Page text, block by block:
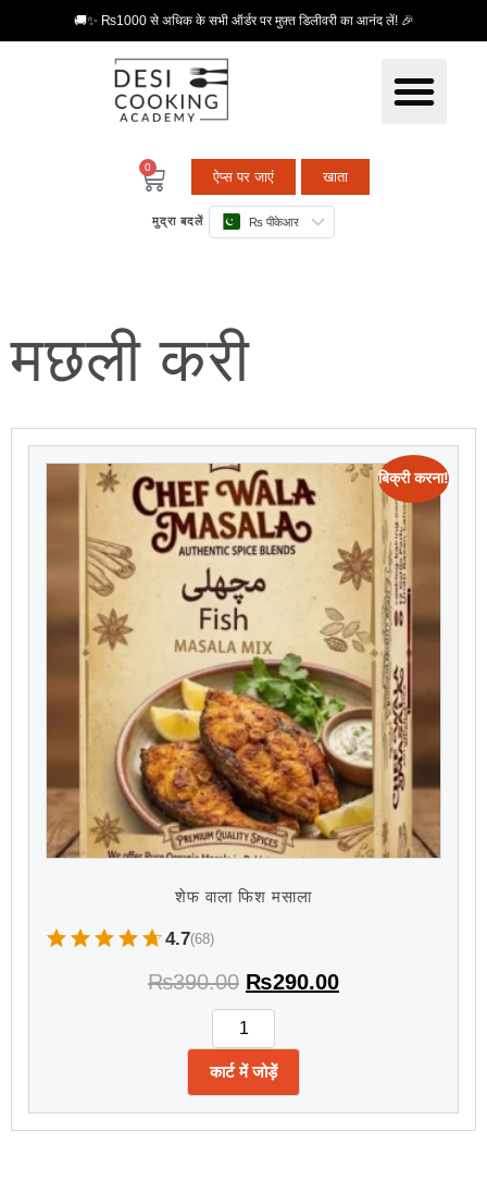
🚚✨ ₨1000 से अधिक के सभी ऑर्डर पर मुफ़्त डिलीवरी का आनंद लें! 🎉
0
ऐप्स पर जाएं खाता
मुद्रा बदलें ₨ पीकेआर
मछली करी
बिक्री करना!
शेफ वाला फिश मसाला
4.7(68)
₨390.00 ₨290.00
कार्ट में जोड़ें